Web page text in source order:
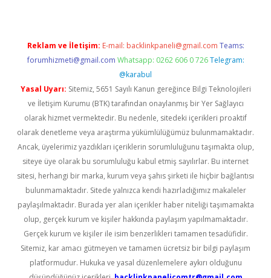
Reklam ve İletişim: E-mail: backlinkpaneli@gmail.com Teams:
forumhizmeti@gmail.com Whatsapp: 0262 606 0 726 Telegram:
@karabul
Yasal Uyarı: Sitemiz, 5651 Sayılı Kanun gereğince Bilgi Teknolojileri
ve İletişim Kurumu (BTK) tarafından onaylanmış bir Yer Sağlayıcı
olarak hizmet vermektedir. Bu nedenle, sitedeki içerikleri proaktif
olarak denetleme veya araştırma yükümlülüğümüz bulunmamaktadır.
Ancak, üyelerimiz yazdıkları içeriklerin sorumluluğunu taşımakta olup,
siteye üye olarak bu sorumluluğu kabul etmiş sayılırlar. Bu internet
sitesi, herhangi bir marka, kurum veya şahıs şirketi ile hiçbir bağlantısı
bulunmamaktadır. Sitede yalnızca kendi hazırladığımız makaleler
paylaşılmaktadır. Burada yer alan içerikler haber niteliği taşımamakta
olup, gerçek kurum ve kişiler hakkında paylaşım yapılmamaktadır.
Gerçek kurum ve kişiler ile isim benzerlikleri tamamen tesadüfidir.
Sitemiz, kar amacı gütmeyen ve tamamen ücretsiz bir bilgi paylaşım
platformudur. Hukuka ve yasal düzenlemelere aykırı olduğunu